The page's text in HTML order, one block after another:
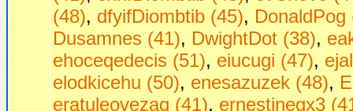
(48), dfyifDiombtib (45), DonaldPog
Dusamnes (41), DwightDot (38),
ehoceqedecis (51), eiucugi (47),
elodkicehu (50), enesazuzek (48),
eratuleovezaq (41), ernestinegx3